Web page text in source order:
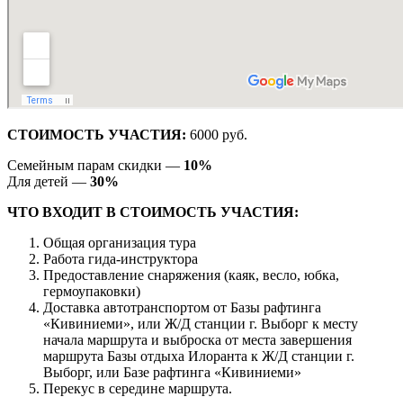
СТОИМОСТЬ УЧАСТИЯ: 6000 руб.
Семейным парам скидки — 10%
Для детей — 30%
ЧТО ВХОДИТ В СТОИМОСТЬ УЧАСТИЯ:
Общая организация тура
Работа гида-инструктора
Предоставление снаряжения (каяк, весло, юбка,
гермоупаковки)
Доставка автотранспортом от Базы рафтинга
«Кивиниеми», или Ж/Д станции г. Выборг к месту
начала маршрута и выброска от места завершения
маршрута Базы отдыха Илоранта к Ж/Д станции г.
Выборг, или Базе рафтинга «Кивиниеми»
Перекус в середине маршрута.